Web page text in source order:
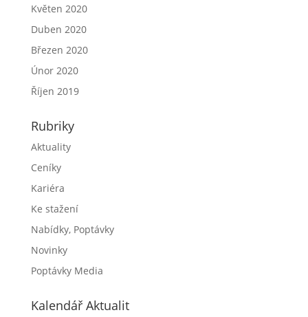
Květen 2020
Duben 2020
Březen 2020
Únor 2020
Říjen 2019
Rubriky
Aktuality
Ceníky
Kariéra
Ke stažení
Nabídky, Poptávky
Novinky
Poptávky Media
Kalendář Aktualit